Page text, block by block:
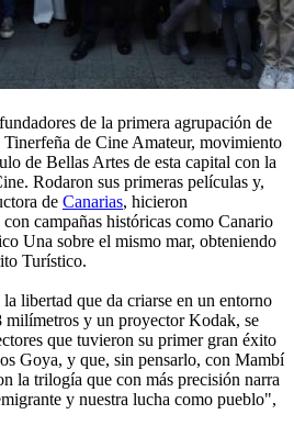
de la primera agrupación de
de Cine Amateur, movimiento
de Bellas Artes de esta capital con la
Rodaron sus primeras películas y,
de Canarias, hicieron
campañas históricas como Canario
Una sobre el mismo mar, obteniendo
Turístico.
libertad que da criarse en un entorno
milímetros y un proyector Kodak, se
que tuvieron su primer gran éxito
Goya, y que, sin pensarlo, con Mambí
la trilogía que con más precisión narra
y nuestra lucha como pueblo",